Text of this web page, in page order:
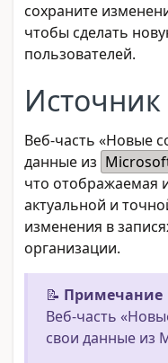
сохраните
чтобы сделать
пользователей.
Веб-часть «Новые
данные из
что отображаемая
актуальной и
изменения в
организации.
📝 Примечание
Веб-часть
свои данные из